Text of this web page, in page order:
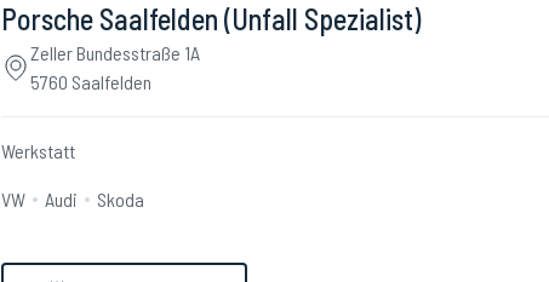
Porsche Saalfelden (Unfall Spezialist)
Zeller Bundesstraße 1A
5760 Saalfelden
Werkstatt
VW Audi Skoda